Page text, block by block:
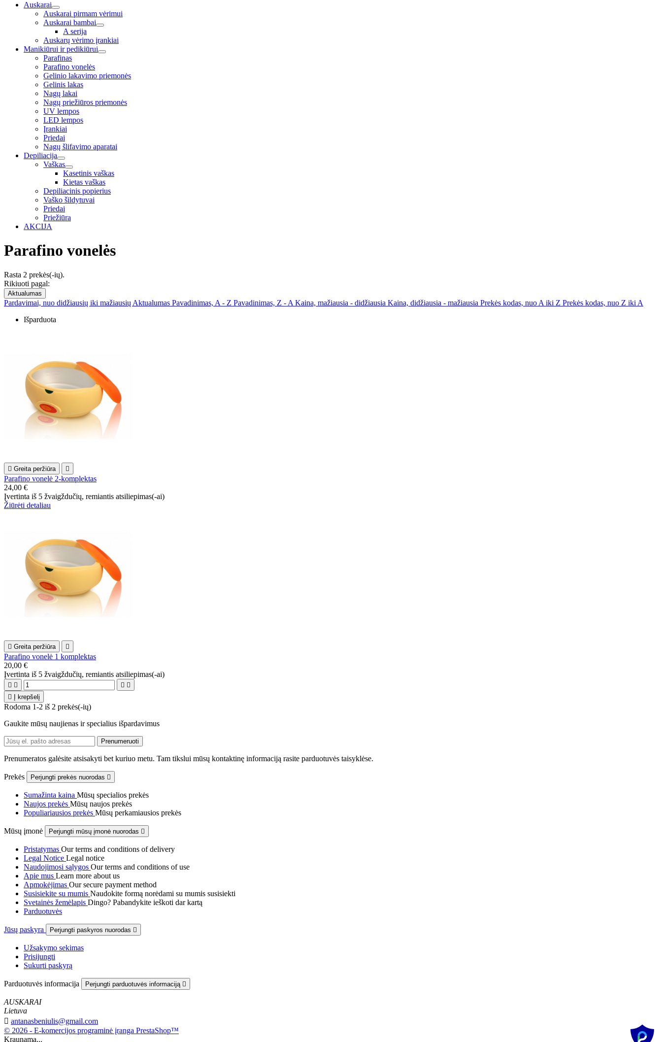
Auskarai
Auskarai pirmam vėrimui
Auskarai bambai
A serija
Auskarų vėrimo įrankiai
Manikiūrui ir pedikiūrui
Parafinas
Parafino vonelės
Gelinio lakavimo priemonės
Gelinis lakas
Nagų lakai
Nagų priežiūros priemonės
UV lempos
LED lempos
Įrankiai
Priedai
Nagų šlifavimo aparatai
Depiliacija
Vaškas
Kasetinis vaškas
Kietas vaškas
Depiliacinis popierius
Vaško šildytuvai
Priedai
Priežiūra
AKCIJA
Parafino vonelės
Rasta 2 prekės(-ių).
Rikiuoti pagal:
Aktualumas
Pardavimai, nuo didžiausių iki mažiausių Aktualumas Pavadinimas, A - Z Pavadinimas, Z - A Kaina, mažiausia - didžiausia Kaina, didžiausia - mažiausia Prekės kodas, nuo A iki Z Prekės kodas, nuo Z iki A
Išparduota
 Greita peržiūra 
Parafino vonelė 2-komplektas
24,00 €
Įvertinta iš 5 žvaigždučių, remiantis atsiliepimas(-ai)
Žiūrėti detaliau
 Greita peržiūra 
Parafino vonelė 1 komplektas
20,00 €
Įvertinta iš 5 žvaigždučių, remiantis atsiliepimas(-ai)
   

Į krepšelį
Rodoma 1-2 iš 2 prekės(-ių)
Gaukite mūsų naujienas ir specialius išpardavimus
Prenumeratos galėsite atsisakyti bet kuriuo metu. Tam tikslui mūsų kontaktinę informaciją rasite parduotuvės taisyklėse.
Prekės Perjungti prekės nuorodas 
Sumažinta kaina Mūsų specialios prekės
Naujos prekės Mūsų naujos prekės
Populiariausios prekės Mūsų perkamiausios prekės
Mūsų įmonė Perjungti mūsų įmonė nuorodas 
Pristatymas Our terms and conditions of delivery
Legal Notice Legal notice
Naudojimosi sąlygos Our terms and conditions of use
Apie mus Learn more about us
Apmokėjimas Our secure payment method
Susisiekite su mumis Naudokite formą norėdami su mumis susisiekti
Svetainės žemėlapis Dingo? Pabandykite ieškoti dar kartą
Parduotuvės
Jūsų paskyra Perjungti paskyros nuorodas 
Užsakymo sekimas
Prisijungti
Sukurti paskyrą
Parduotuvės informacija Perjungti parduotuvės informaciją 
AUSKARAI
Lietuva
 antanasbeniulis@gmail.com
© 2026 - E-komercijos programinė įranga PrestaShop™
Kraunama...